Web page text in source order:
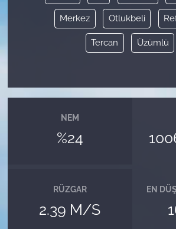
Merkez Otlukbeli
Tercan Üzümlü
NEM
%24
RÜZGAR
2.39 M/S
EN